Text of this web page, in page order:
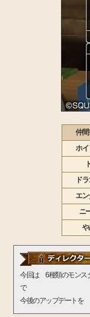
仲間
ホイ
ド
エ
ニ
や
今回は 6種類のモンス
で
今後のアップデートを